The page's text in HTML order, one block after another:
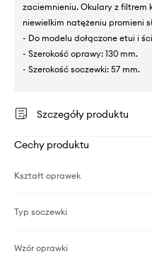
zaciemnieniu. Okulary z filtrem
niewielkim natężeniu promieni
- Do modelu dołączone etui i
- Szerokość oprawy: 130 mm.
- Szerokość soczewki: 57 mm.
Szczegóły produktu
Cechy produktu
Kształt oprawek
Typ soczewki
Wzór oprawki